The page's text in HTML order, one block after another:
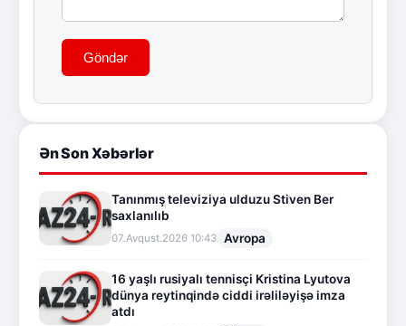
Göndər
Ən Son Xəbərlər
Tanınmış televiziya ulduzu Stiven Ber
saxlanılıb
07.Avqust.2026 10:43 Avropa
16 yaşlı rusiyalı tennisçi Kristina Lyutova
dünya reytinqində ciddi irəliləyişə imza
atdı